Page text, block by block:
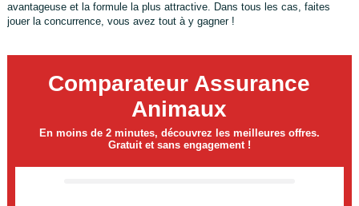
avantageuse et la formule la plus attractive. Dans tous les cas, faites
jouer la concurrence, vous avez tout à y gagner !
Comparateur Assurance
Animaux
En moins de 2 minutes, découvrez les meilleures offres.
Gratuit et sans engagement !